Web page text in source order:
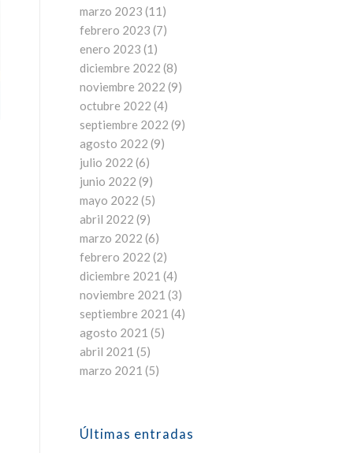
marzo 2023 (11)
febrero 2023 (7)
enero 2023 (1)
diciembre 2022 (8)
noviembre 2022 (9)
octubre 2022 (4)
septiembre 2022 (9)
agosto 2022 (9)
julio 2022 (6)
junio 2022 (9)
mayo 2022 (5)
abril 2022 (9)
marzo 2022 (6)
febrero 2022 (2)
diciembre 2021 (4)
noviembre 2021 (3)
septiembre 2021 (4)
agosto 2021 (5)
abril 2021 (5)
marzo 2021 (5)
Últimas entradas